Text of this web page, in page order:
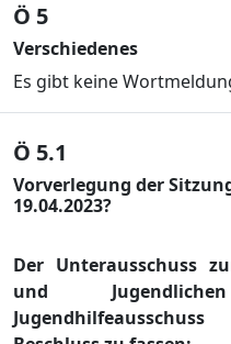
Ö 5
Verschiedenes
Es gibt keine
Ö 5.1
Vorverlegung der
19.04.2023?
Der Unterausschuss
und